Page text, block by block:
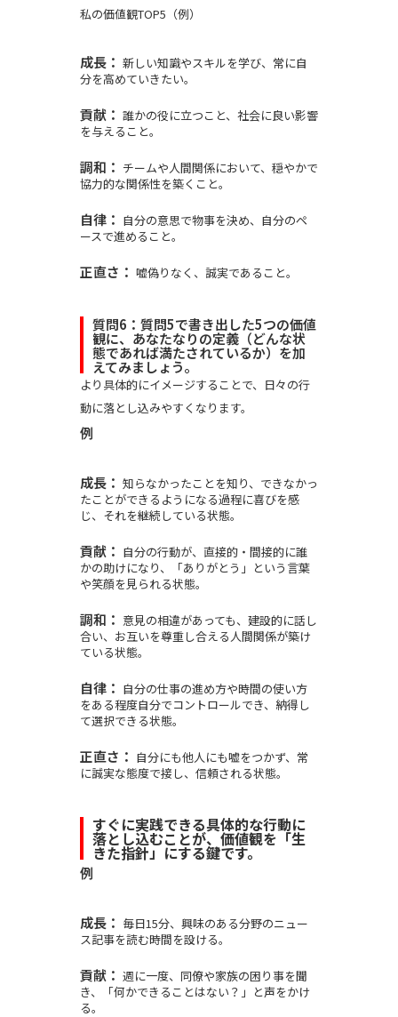
私の価値観TOP5（例）
成長： 新しい知識やスキルを学び、常に自
分を高めていきたい。
貢献： 誰かの役に立つこと、社会に良い影響
を与えること。
調和： チームや人間関係において、穏やかで
協力的な関係性を築くこと。
自律： 自分の意思で物事を決め、自分のペ
ースで進めること。
正直さ： 嘘偽りなく、誠実であること。
質問6：質問5で書き出した5つの価値
観に、あなたなりの定義（どんな状
態であれば満たされているか）を加
えてみましょう。
より具体的にイメージすることで、日々の行
動に落とし込みやすくなります。
例
成長： 知らなかったことを知り、できなかっ
たことができるようになる過程に喜びを感
じ、それを継続している状態。
貢献： 自分の行動が、直接的・間接的に誰
かの助けになり、「ありがとう」という言葉
や笑顔を見られる状態。
調和： 意見の相違があっても、建設的に話し
合い、お互いを尊重し合える人間関係が築け
ている状態。
自律： 自分の仕事の進め方や時間の使い方
をある程度自分でコントロールでき、納得し
て選択できる状態。
正直さ： 自分にも他人にも嘘をつかず、常
に誠実な態度で接し、信頼される状態。
すぐに実践できる具体的な行動に
落とし込むことが、価値観を「生
きた指針」にする鍵です。
例
成長： 毎日15分、興味のある分野のニュー
ス記事を読む時間を設ける。
貢献： 週に一度、同僚や家族の困り事を聞
き、「何かできることはない？」と声をかけ
る。